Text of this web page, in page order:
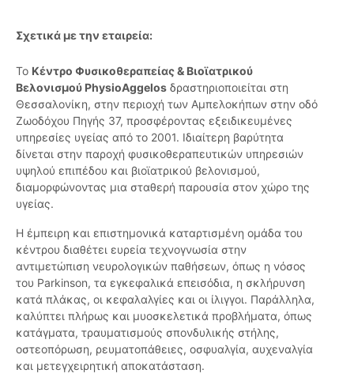
Σχετικά με την εταιρεία:
Το Κέντρο Φυσικοθεραπείας & Βιοϊατρικού
Βελονισμού PhysioAggelos δραστηριοποιείται στη
Θεσσαλονίκη, στην περιοχή των Αμπελοκήπων στην οδό
Ζωοδόχου Πηγής 37, προσφέροντας εξειδικευμένες
υπηρεσίες υγείας από το 2001. Ιδιαίτερη βαρύτητα
δίνεται στην παροχή φυσικοθεραπευτικών υπηρεσιών
υψηλού επιπέδου και βιοϊατρικού βελονισμού,
διαμορφώνοντας μια σταθερή παρουσία στον χώρο της
υγείας.
Η έμπειρη και επιστημονικά καταρτισμένη ομάδα του
κέντρου διαθέτει ευρεία τεχνογνωσία στην
αντιμετώπιση νευρολογικών παθήσεων, όπως η νόσος
του Parkinson, τα εγκεφαλικά επεισόδια, η σκλήρυνση
κατά πλάκας, οι κεφαλαλγίες και οι ίλιγγοι. Παράλληλα,
καλύπτει πλήρως και μυοσκελετικά προβλήματα, όπως
κατάγματα, τραυματισμούς σπονδυλικής στήλης,
οστεοπόρωση, ρευματοπάθειες, οσφυαλγία, αυχεναλγία
και μετεγχειρητική αποκατάσταση.